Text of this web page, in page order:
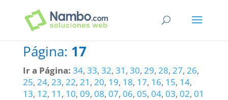
Página: 17
Ir a Página: 34, 33, 32, 31 , 30, 29, 28, 27, 26,
25, 24, 23, 22, 21 , 20, 19, 18, 17, 16, 15, 14,
13, 12, 11 , 10, 09, 08, 07, 06, 05, 04, 03, 02, 01